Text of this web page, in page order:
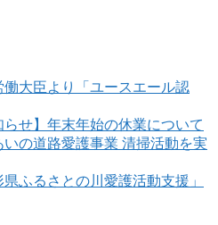
働大臣より「ユースエール認
らせ】年末年始の休業について
いの道路愛護事業 清掃活動を実
県ふるさとの川愛護活動支援」